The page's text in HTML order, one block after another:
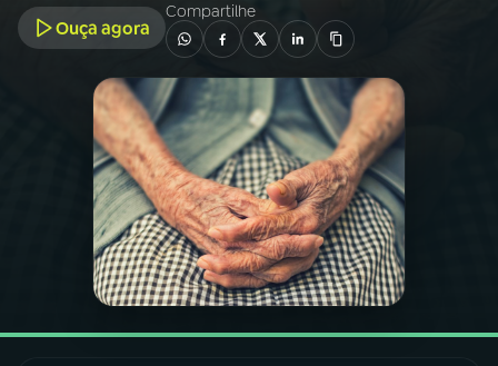
A RÁDIO
PROGRAMAÇÃO
PROGRAMAS
PODCASTS
Ouça agora
Compartilhe